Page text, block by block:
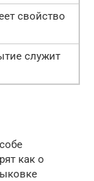
свойство
служит
как о